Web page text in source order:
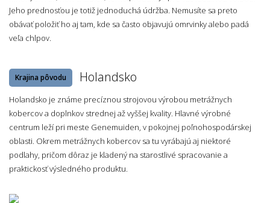
Jeho prednosťou je totiž jednoduchá údržba. Nemusíte sa preto
obávať položiť ho aj tam, kde sa často objavujú omrvinky alebo padá
veľa chlpov.
Krajina pôvodu Holandsko
Holandsko je známe precíznou strojovou výrobou metrážnych
kobercov a doplnkov strednej až vyššej kvality. Hlavné výrobné
centrum leží pri meste Genemuiden, v pokojnej poľnohospodárskej
oblasti. Okrem metrážnych kobercov sa tu vyrábajú aj niektoré
podlahy, pričom dôraz je kladený na starostlivé spracovanie a
praktickosť výsledného produktu.